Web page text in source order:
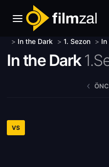
> In the Dark > 1. Sezon > In
In the Dark
VS